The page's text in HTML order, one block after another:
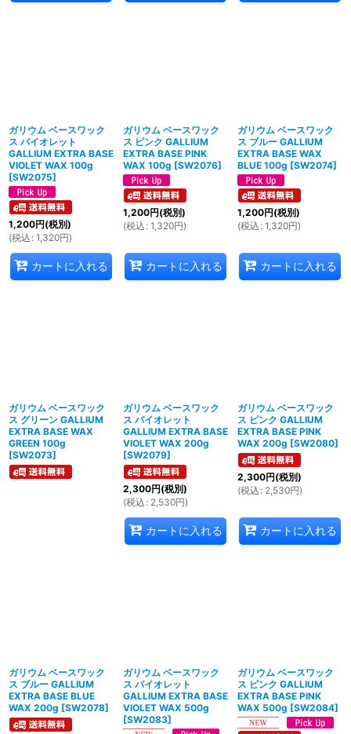
ガリウム ベースワック
ス バイオレット
GALLIUM EXTRA BASE
VIOLET WAX 100g
[SW2075]
1,200円(税別)
(税込 : 1,320円)
カートに入れる
ガリウム ベースワック
ス ピンク GALLIUM
EXTRA BASE PINK
WAX 100g [SW2076]
1,200円(税別)
(税込 : 1,320円)
カートに入れる
ガリウム ベースワック
ス ブルー GALLIUM
EXTRA BASE WAX
BLUE 100g [SW2074]
1,200円(税別)
(税込 : 1,320円)
カートに入れる
ガリウム ベースワック
ス グリーン GALLIUM
EXTRA BASE WAX
GREEN 100g
[SW2073]
ガリウム ベースワック
ス バイオレット
GALLIUM EXTRA BASE
VIOLET WAX 200g
[SW2079]
2,300円(税別)
(税込 : 2,530円)
カートに入れる
ガリウム ベースワック
ス ピンク GALLIUM
EXTRA BASE PINK
WAX 200g [SW2080]
2,300円(税別)
(税込 : 2,530円)
カートに入れる
ガリウム ベースワック
ス ブルー GALLIUM
EXTRA BASE BLUE
WAX 200g [SW2078]
ガリウム ベースワック
ス バイオレット
GALLIUM EXTRA BASE
VIOLET WAX 500g
[SW2083]
ガリウム ベースワック
ス ピンク GALLIUM
EXTRA BASE PINK
WAX 500g [SW2084]